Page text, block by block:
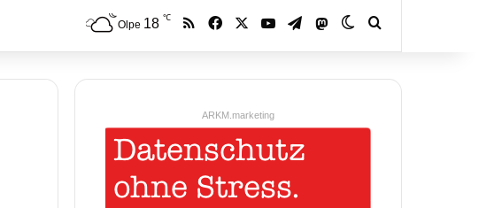
Olpe 18 ℃ RSS Facebook YouTubeTelegramMastodonSkin umschalten
ARKM.marketing